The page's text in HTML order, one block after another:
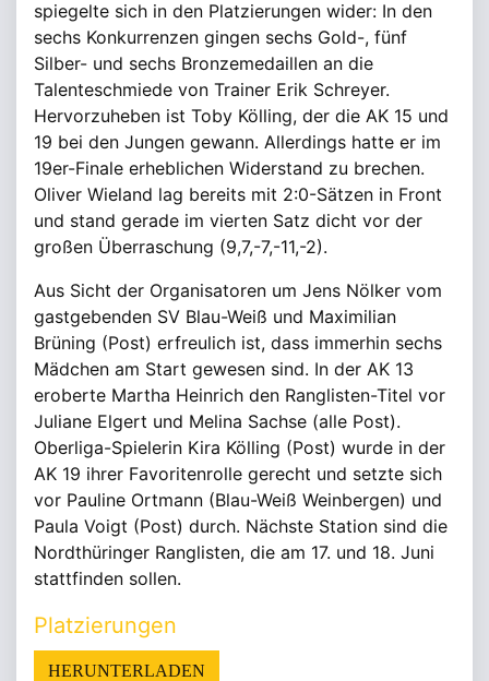
spiegelte sich in den Platzierungen wider: In den
sechs Konkurrenzen gingen sechs Gold-, fünf
Silber- und sechs Bronzemedaillen an die
Talenteschmiede von Trainer Erik Schreyer.
Hervorzuheben ist Toby Kölling, der die AK 15 und
19 bei den Jungen gewann. Allerdings hatte er im
19er-Finale erheblichen Widerstand zu brechen.
Oliver Wieland lag bereits mit 2:0-Sätzen in Front
und stand gerade im vierten Satz dicht vor der
großen Überraschung (9,7,-7,-11,-2).
Aus Sicht der Organisatoren um Jens Nölker vom
gastgebenden SV Blau-Weiß und Maximilian
Brüning (Post) erfreulich ist, dass immerhin sechs
Mädchen am Start gewesen sind. In der AK 13
eroberte Martha Heinrich den Ranglisten-Titel vor
Juliane Elgert und Melina Sachse (alle Post).
Oberliga-Spielerin Kira Kölling (Post) wurde in der
AK 19 ihrer Favoritenrolle gerecht und setzte sich
vor Pauline Ortmann (Blau-Weiß Weinbergen) und
Paula Voigt (Post) durch. Nächste Station sind die
Nordthüringer Ranglisten, die am 17. und 18. Juni
stattfinden sollen.
Platzierungen
HERUNTERLADEN